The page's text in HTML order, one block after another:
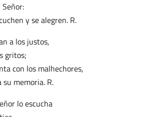
y se alegren. R.
a los justos,
gritos;
con los malhechores,
memoria. R.
lo escucha